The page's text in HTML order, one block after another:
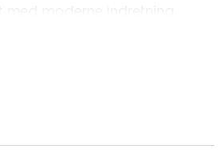
moderne faciliteter, der
i de omkringliggende